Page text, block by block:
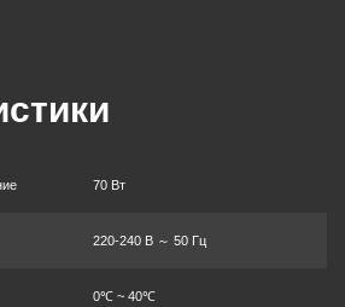
70 Вт
220-240 В ～ 50 Гц
0℃ ~ 40℃